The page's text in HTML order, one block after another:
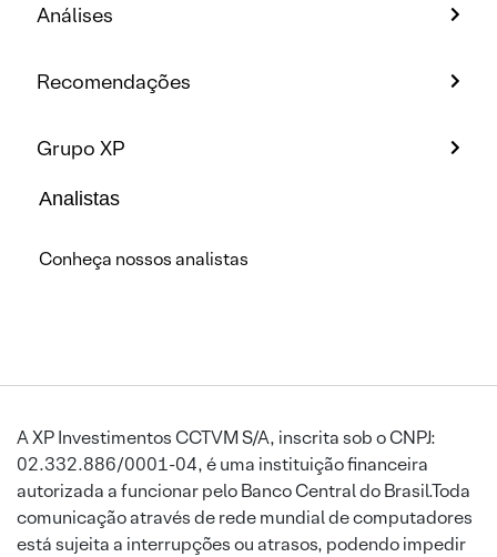
Análises
Recomendações
Grupo XP
Analistas
Conheça nossos analistas
A XP Investimentos CCTVM S/A, inscrita sob o CNPJ:
02.332.886/0001-04, é uma instituição financeira
autorizada a funcionar pelo Banco Central do Brasil.Toda
comunicação através de rede mundial de computadores
está sujeita a interrupções ou atrasos, podendo impedir